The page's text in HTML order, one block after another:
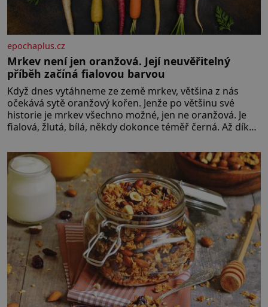
epochaplus.cz
Mrkev není jen oranžová. Její neuvěřitelný
příběh začíná fialovou barvou
Když dnes vytáhneme ze země mrkev, většina z nás
očekává sytě oranžový kořen. Jenže po většinu své
historie je mrkev všechno možné, jen ne oranžová. Je
fialová, žlutá, bílá, někdy dokonce téměř černá. Až díky
bez které si českou zahradu ani nedokážeme
představit. Její příběh je